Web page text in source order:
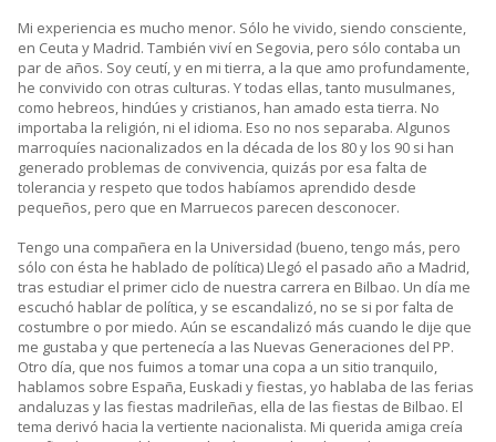
Mi experiencia es mucho menor. Sólo he vivido, siendo consciente,
en Ceuta y Madrid. También viví en Segovia, pero sólo contaba un
par de años. Soy ceutí, y en mi tierra, a la que amo profundamente,
he convivido con otras culturas. Y todas ellas, tanto musulmanes,
como hebreos, hindúes y cristianos, han amado esta tierra. No
importaba la religión, ni el idioma. Eso no nos separaba. Algunos
marroquíes nacionalizados en la década de los 80 y los 90 si han
generado problemas de convivencia, quizás por esa falta de
tolerancia y respeto que todos habíamos aprendido desde
pequeños, pero que en Marruecos parecen desconocer.
Tengo una compañera en la Universidad (bueno, tengo más, pero
sólo con ésta he hablado de política) Llegó el pasado año a Madrid,
tras estudiar el primer ciclo de nuestra carrera en Bilbao. Un día me
escuchó hablar de política, y se escandalizó, no se si por falta de
costumbre o por miedo. Aún se escandalizó más cuando le dije que
me gustaba y que pertenecía a las Nuevas Generaciones del PP.
Otro día, que nos fuimos a tomar una copa a un sitio tranquilo,
hablamos sobre España, Euskadi y fiestas, yo hablaba de las ferias
andaluzas y las fiestas madrileñas, ella de las fiestas de Bilbao. El
tema derivó hacia la vertiente nacionalista. Mi querida amiga creía